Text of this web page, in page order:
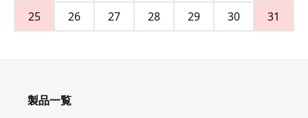
25
26 27 28 29 30 31
製品一覧